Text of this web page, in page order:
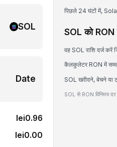
SOL
Date
lei0.96
lei0.00
पिछले 24 घंटों में,
SOL को
वह SOL राशि दर्ज करें
कैलकुलेटर RON में
SOL खरीदने, बेचने या
SOL से RON विनिमय